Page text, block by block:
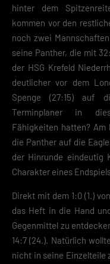
hinter dem
kommen vor den
noch zwei
seine Panther, die mit
der HSG Krefeld
deutlicher vor dem
Spenge (27:15) auf
Terminplaner in
Fähigkeiten hatten? Am
die Panther auf die
der Hinrunde eindeutig
Charakter eines
Direkt mit dem 1:0 (1.)
das Heft in die Hand
Gegenmittel zu
14:7 (24.). Natürlich
nicht in seine Einzelteile